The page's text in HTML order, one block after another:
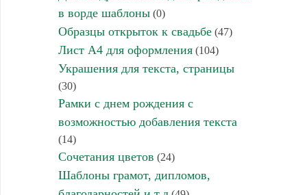
в ворде шаблоны(0)
Образцы открыток к свадьбе(47)
Лист А4 для оформления(104)
Украшения для текста, страницы
(30)
Рамки с днем рождения с
возможностью добавления текста
(14)
Сочетания цветов (24)
Шаблоны грамот, дипломов,